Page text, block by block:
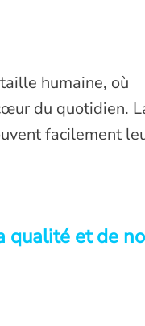
humaine, où
du quotidien.
facilement
qualité et de